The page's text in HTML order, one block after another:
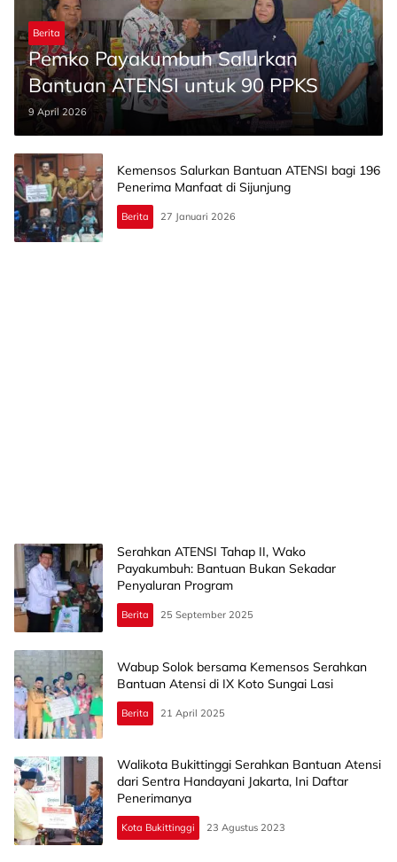
Berita
Pemko Payakumbuh Salurkan
Bantuan ATENSI untuk 90 PPKS
9 April 2026
Kemensos Salurkan Bantuan ATENSI bagi 196
Penerima Manfaat di Sijunjung
Berita 27 Januari 2026
Serahkan ATENSI Tahap II, Wako
Payakumbuh: Bantuan Bukan Sekadar
Penyaluran Program
Berita 25 September 2025
Wabup Solok bersama Kemensos Serahkan
Bantuan Atensi di IX Koto Sungai Lasi
Berita 21 April 2025
Walikota Bukittinggi Serahkan Bantuan Atensi
dari Sentra Handayani Jakarta, Ini Daftar
Penerimanya
Kota Bukittinggi 23 Agustus 2023